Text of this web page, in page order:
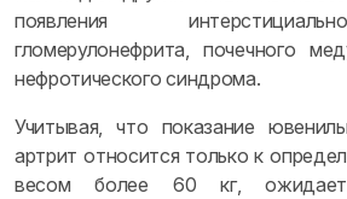
появления
гломерулонефрита, почечного
нефротического синдрома.
Учитывая, что показание
артрит относится только к
весом более 60 кг,